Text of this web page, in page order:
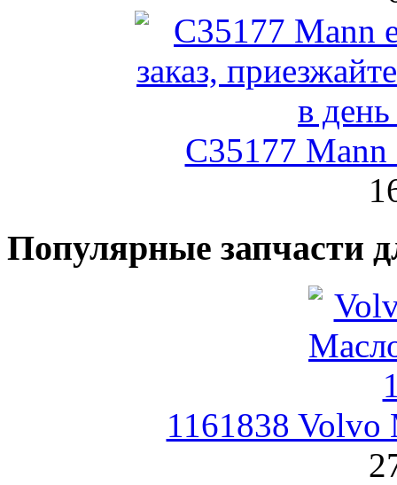
C35177
Популярные запчасти
1161838 Volvo